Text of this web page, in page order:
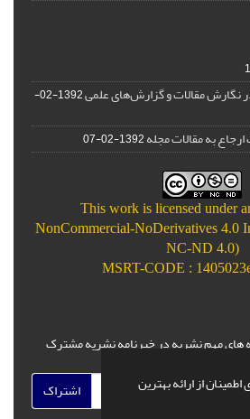
از ارائه بهترین
نگارش مقالات و گزارش‌‌های علمی
1392-02-
به مقالات مجله1392-02-07
This work is licensed under
NonCommercial-NoDerivatives 4.0
NC-ND 4.0)
MSRT-CODE :
های مهم نشریه در خبرنامه نشریه مشترک
اشتراک